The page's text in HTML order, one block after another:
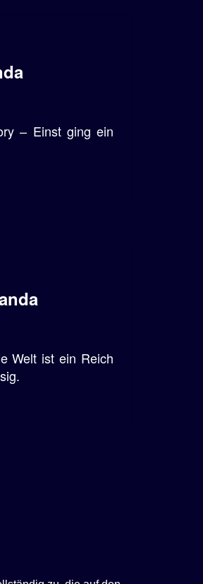
– Einst ging ein
Welt ist ein Reich